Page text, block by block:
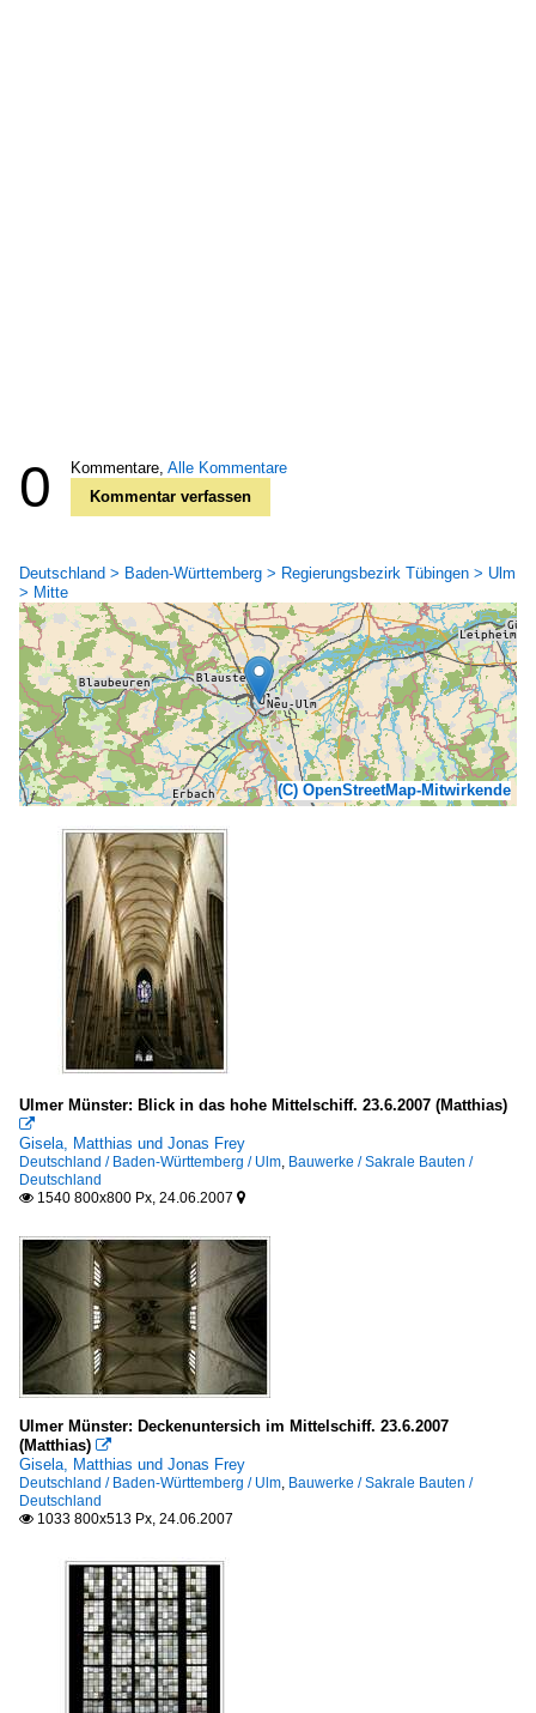
0 Kommentare, Alle Kommentare
Kommentar verfassen
Deutschland > Baden-Württemberg > Regierungsbezirk Tübingen > Ulm
> Mitte
(C) OpenStreetMap-Mitwirkende
Ulmer Münster: Blick in das hohe Mittelschiff. 23.6.2007 (Matthias)

Gisela, Matthias und Jonas Frey
Deutschland / Baden-Württemberg / Ulm, Bauwerke / Sakrale Bauten /
Deutschland
 1540 800x800 Px, 24.06.2007 
Ulmer Münster: Deckenuntersich im Mittelschiff. 23.6.2007
(Matthias) 
Gisela, Matthias und Jonas Frey
Deutschland / Baden-Württemberg / Ulm, Bauwerke / Sakrale Bauten /
Deutschland
 1033 800x513 Px, 24.06.2007